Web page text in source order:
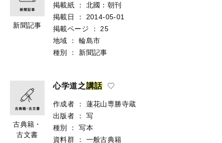
新聞記事
掲載紙 ：
北國：朝刊
掲載日
：
2014-05-01
掲載ページ
：
25
地域
：
輪島市
種別
： 新聞記事
古典籍・
古文書
心学道之講話
作成者 ：
蓮花山専勝寺蔵
出版者
：
写
種別
：
写本
資料群
： 一般古典籍